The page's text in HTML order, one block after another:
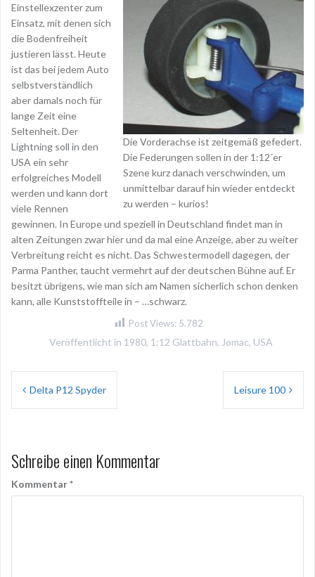
Die Vorderachse ist zeitgemäß gefedert.
Die Federungen sollen in der 1:12´er
Szene kurz danach verschwinden, um
unmittelbar darauf hin wieder entdeckt
zu werden – kurios!
Einstellexzenter zum
Einsatz, mit denen sich
die Bodenfreiheit
justieren lässt. Heute
ist das bei jedem Auto
selbstverständlich
aber damals noch für
lange Zeit eine
Seltenheit. Der
Lightning soll in den
USA ein sehr
erfolgreiches Modell
werden und kann dort
viele Rennen
gewinnen. In Europe und speziell in Deutschland findet man in
alten Zeitungen zwar hier und da mal eine Anzeige, aber zu weiter
Verbreitung reicht es nicht. Das Schwestermodell dagegen, der
Parma Panther, taucht vermehrt auf der deutschen Bühne auf. Er
besitzt übrigens, wie man sich am Namen sicherlich schon denken
kann, alle Kunststoffteile in – …schwarz.
Post Views: 5.782
Veröffentlicht in 1980, 1:12 Glattbahn, Jomac, USA
Beitragsnavigation
Delta P12 Spyder Leisure 100
Schreibe einen Kommentar
Kommentar*